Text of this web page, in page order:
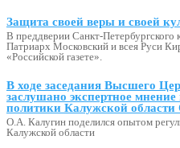
Защита своей веры и своей
В преддверии Санкт-
Патриарх Московский и всея Руси
«Российской газете».
В ходе заседания Высшего
заслушано экспертное
политики Калужской
О.А. Калугин поделился опытом
Калужской области